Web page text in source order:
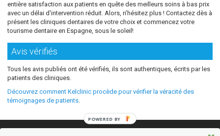
entière satisfaction aux patients en quête des meilleurs soins à bas prix
avec un délai d'intervention réduit. Alors, n’hésitez plus ! Contactez dès à
présent les cliniques dentaires de votre choix et commencez votre
tourisme dentaire en Espagne, sous le soleil!
Avis vérifiés
Tous les avis publiés ont été vérifiés, ils sont authentiques, écrits par les
patients des cliniques.
Découvrez comment Kelclinic procède pour vérifier la véracité des
témoignages de patients.